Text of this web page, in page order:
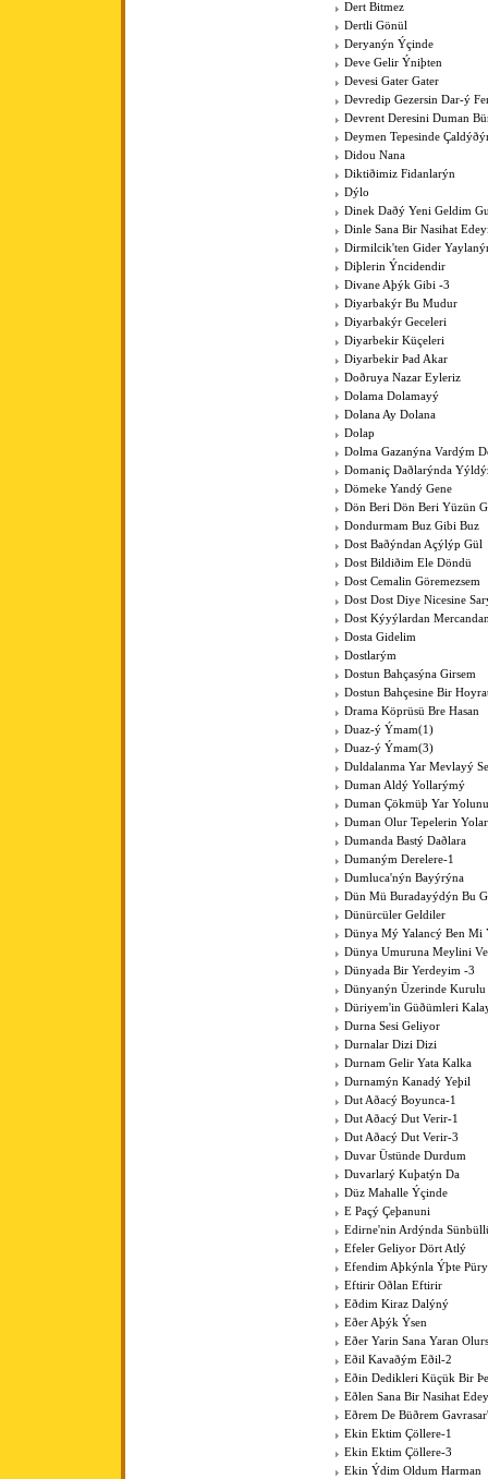
Dert Bitmez
Dertli Gönül
Deryanýn Ýçinde
Deve Gelir Ýniþten
Devesi Gater Gater
Devredip Gezersin Dar-ý
Devrent Deresini Duman
Deymen Tepesinde
Didou Nana
Diktiðimiz Fidanlarýn
Dýlo
Dinek Daðý Yeni Geldim
Dinle Sana Bir Nasihat
Dirmilcik'ten Gider
Diþlerin Ýncidendir
Divane Aþýk Gibi -3
Diyarbakýr Bu Mudur
Diyarbakýr Geceleri
Diyarbekir Küçeleri
Diyarbekir Þad Akar
Doðruya Nazar Eyleriz
Dolama Dolamayý
Dolana Ay Dolana
Dolap
Dolma Gazanýna Vardým
Domaniç Daðlarýnda
Dömeke Yandý Gene
Dön Beri Dön Beri Yüzün
Dondurmam Buz Gibi Buz
Dost Baðýndan Açýlýp Gül
Dost Bildiðim Ele Döndü
Dost Cemalin Göremezsem
Dost Dost Diye Nicesine
Dost Kýyýlardan
Dosta Gidelim
Dostlarým
Dostun Bahçasýna Girsem
Dostun Bahçesine Bir
Drama Köprüsü Bre Hasan
Duaz-ý Ýmam(1)
Duaz-ý Ýmam(3)
Duldalanma Yar Mevlayý
Duman Aldý Yollarýmý
Duman Çökmüþ Yar
Duman Olur Tepelerin
Dumanda Bastý Daðlara
Dumaným Derelere-1
Dumluca'nýn Bayýrýna
Dün Mü Buradayýdýn Bu
Dünürcüler Geldiler
Dünya Mý Yalancý Ben Mi
Dünya Umuruna Meylini
Dünyada Bir Yerdeyim -3
Dünyanýn Üzerinde
Düriyem'in Güðümleri
Durna Sesi Geliyor
Durnalar Dizi Dizi
Durnam Gelir Yata Kalka
Durnamýn Kanadý Yeþil
Dut Aðacý Boyunca-1
Dut Aðacý Dut Verir-1
Dut Aðacý Dut Verir-3
Duvar Üstünde Durdum
Duvarlarý Kuþatýn Da
Düz Mahalle Ýçinde
E Paçý Çeþanuni
Edirne'nin Ardýnda
Efeler Geliyor Dört Atlý
Efendim Aþkýnla Ýþte
Eftirir Oðlan Eftirir
Eðdim Kiraz Dalýný
Eðer Aþýk Ýsen
Eðer Yarin Sana Yaran
Eðil Kavaðým Eðil-2
Eðin Dedikleri Küçük Bir
Eðlen Sana Bir Nasihat
Eðrem De Büðrem
Ekin Ektim Çöllere-1
Ekin Ektim Çöllere-3
Ekin Ýdim Oldum Harman